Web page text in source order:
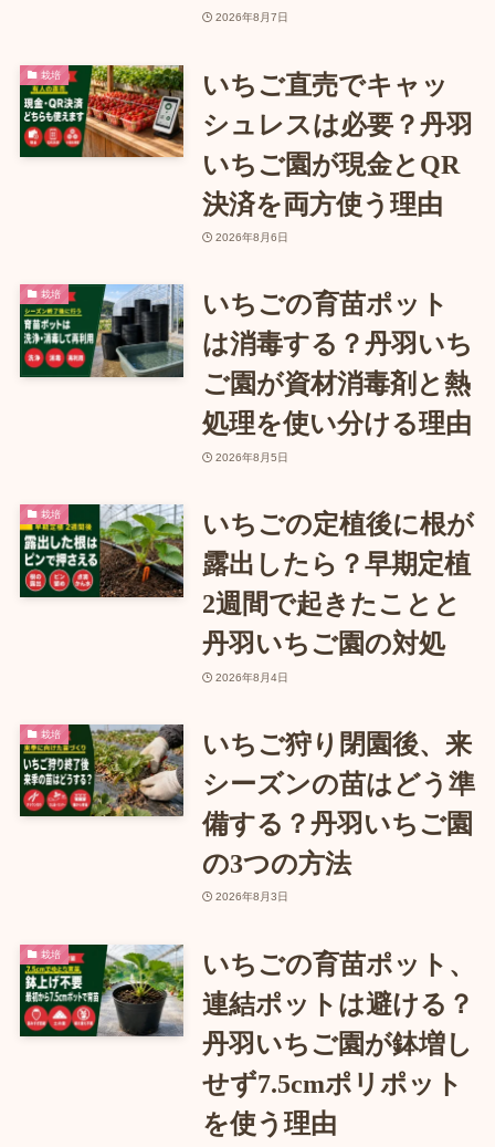
2026年8月7日
栽培
いちご直売でキャッ
シュレスは必要？丹羽
いちご園が現金とQR
決済を両方使う理由
2026年8月6日
栽培
いちごの育苗ポット
は消毒する？丹羽いち
ご園が資材消毒剤と熱
処理を使い分ける理由
2026年8月5日
栽培
いちごの定植後に根が
露出したら？早期定植
2週間で起きたことと
丹羽いちご園の対処
2026年8月4日
栽培
いちご狩り閉園後、来
シーズンの苗はどう準
備する？丹羽いちご園
の3つの方法
2026年8月3日
栽培
いちごの育苗ポット、
連結ポットは避ける？
丹羽いちご園が鉢増し
せず7.5cmポリポット
を使う理由